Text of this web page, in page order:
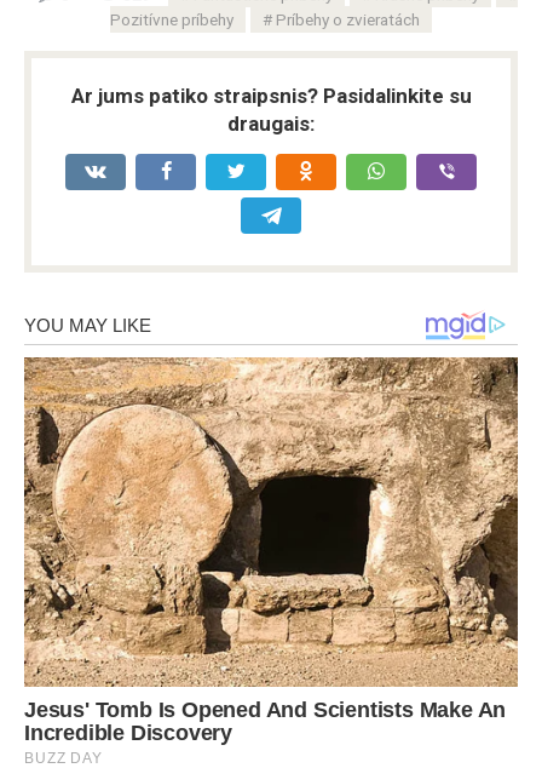
Pozitívne príbehy
Príbehy o zvieratách
Ar jums patiko straipsnis? Pasidalinkite su
draugais: